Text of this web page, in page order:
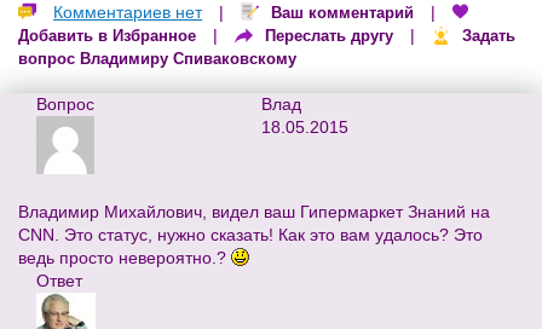
Комментариев нет | Ваш комментарий |
Добавить в Избранное | Переслать другу |
Задать
вопрос Владимиру Спиваковскому
Вопрос
Влад
18.05.2015
Владимир Михайлович, видел ваш Гипермаркет Знаний на
CNN. Это статус, нужно сказать! Как это вам удалось? Это
ведь просто невероятно.?
Ответ